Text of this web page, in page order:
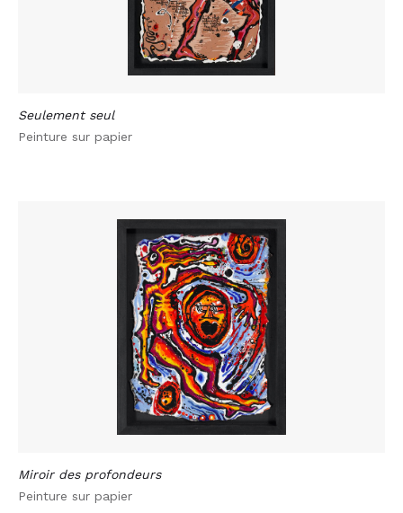
Seulement seul
Peinture sur papier
Miroir des profondeurs
Peinture sur papier